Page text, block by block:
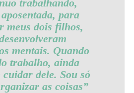
trabalhando,
para
meus dois filhos,
mentais. Quando
trabalho, ainda
cuidar dele. Sou só
as coisas”